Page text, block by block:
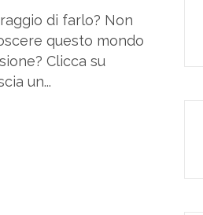
di farlo? Non
questo mondo
Clicca su
un...